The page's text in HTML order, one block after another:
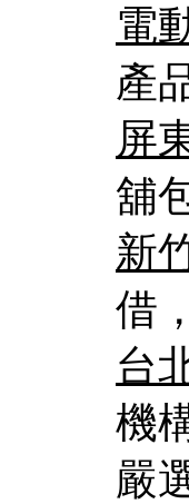
電
產
屏
舖
新
借
台
機
嚴